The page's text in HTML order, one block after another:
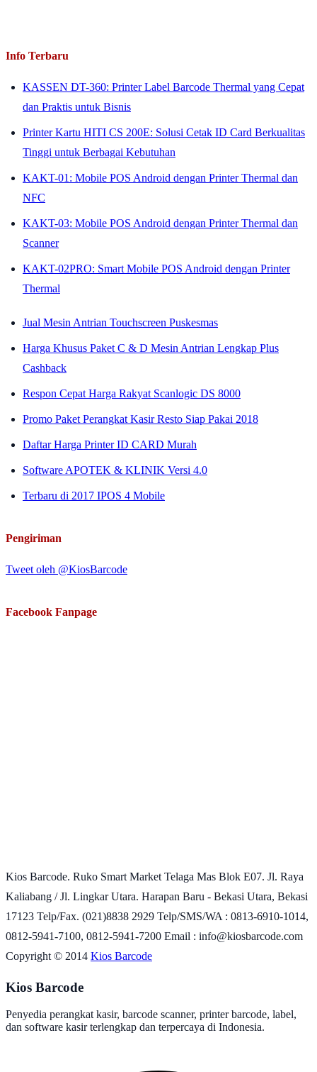
Info Terbaru
KASSEN DT-360: Printer Label Barcode Thermal yang Cepat
dan Praktis untuk Bisnis
Printer Kartu HITI CS 200E: Solusi Cetak ID Card Berkualitas
Tinggi untuk Berbagai Kebutuhan
KAKT-01: Mobile POS Android dengan Printer Thermal dan
NFC
KAKT-03: Mobile POS Android dengan Printer Thermal dan
Scanner
KAKT-02PRO: Smart Mobile POS Android dengan Printer
Thermal
Jual Mesin Antrian Touchscreen Puskesmas
Harga Khusus Paket C & D Mesin Antrian Lengkap Plus
Cashback
Respon Cepat Harga Rakyat Scanlogic DS 8000
Promo Paket Perangkat Kasir Resto Siap Pakai 2018
Daftar Harga Printer ID CARD Murah
Software APOTEK & KLINIK Versi 4.0
Terbaru di 2017 IPOS 4 Mobile
Pengiriman
Tweet oleh @KiosBarcode
Facebook Fanpage
Kios Barcode. Ruko Smart Market Telaga Mas Blok E07. Jl. Raya
Kaliabang / Jl. Lingkar Utara. Harapan Baru - Bekasi Utara, Bekasi
17123 Telp/Fax. (021)8838 2929 Telp/SMS/WA : 0813-6910-1014,
0812-5941-7100, 0812-5941-7200 Email : info@kiosbarcode.com
Copyright © 2014 Kios Barcode
Kios Barcode
Penyedia perangkat kasir, barcode scanner, printer barcode, label,
dan software kasir terlengkap dan terpercaya di Indonesia.